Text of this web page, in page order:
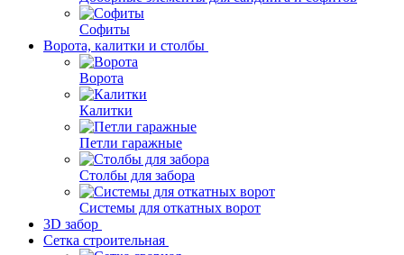
Софиты
Ворота, калитки и столбы
Ворота
Калитки
Петли гаражные
Столбы для забора
Системы для откатных ворот
3D забор
Сетка строительная